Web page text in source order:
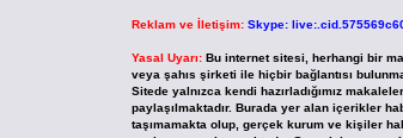
Reklam ve İletişim: Skype:
Yasal Uyarı: Bu internet sitesi, herhangi bir
veya şahıs şirketi ile hiçbir bağlantısı
Sitede yalnızca kendi hazırladığımız makaleler
paylaşılmaktadır. Burada yer alan içerikler
taşımamakta olup, gerçek kurum ve kişiler